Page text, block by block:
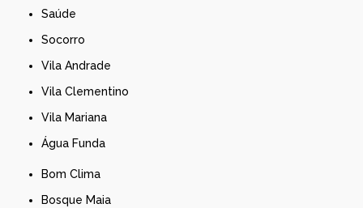
Saúde
Socorro
Vila Andrade
Vila Clementino
Vila Mariana
Água Funda
Bom Clima
Bosque Maia